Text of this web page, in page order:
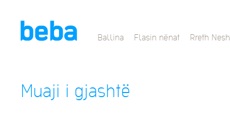
Ballina Flasin nënat Rreth Nesh
Muaji i gjashtë